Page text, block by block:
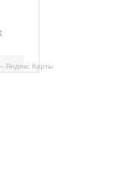
Яндекс Карты